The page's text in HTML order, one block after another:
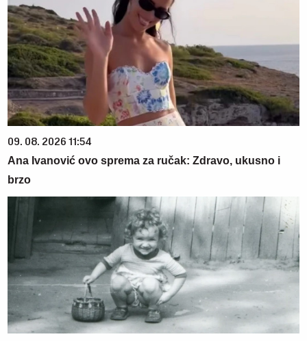
09. 08. 2026 11:54
Ana Ivanović ovo sprema za ručak: Zdravo, ukusno i
brzo